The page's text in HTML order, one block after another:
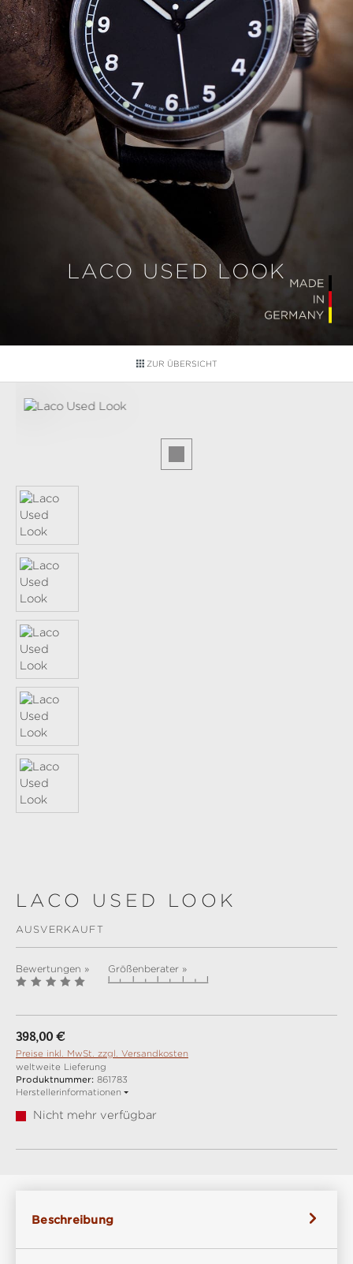
LACO USED LOOK
ZUR ÜBERSICHT
LACO USED LOOK
AUSVERKAUFT
Bewertungen » Größenberater »
Regulärer Preis:
398,00 €
Preise inkl. MwSt. zzgl. Versandkosten
weltweite Lieferung
Produktnummer: 861783
Herstellerinformationen
Nicht mehr verfügbar
Beschreibung